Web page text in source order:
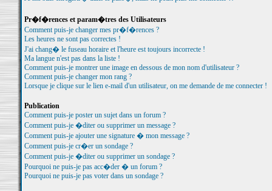
Pr�f�rences et param�tres des Utilisateurs
Comment puis-je changer mes pr�f�rences ?
Les heures ne sont pas correctes !
J'ai chang� le fuseau horaire et l'heure est toujours incorrecte !
Ma langue n'est pas dans la liste !
Comment puis-je montrer une image en dessous de mon nom d'utilisateur ?
Comment puis-je changer mon rang ?
Lorsque je clique sur le lien e-mail d'un utilisateur, on me demande de me connecter !
Publication
Comment puis-je poster un sujet dans un forum ?
Comment puis-je �diter ou supprimer un message ?
Comment puis-je ajouter une signature � mon message ?
Comment puis-je cr�er un sondage ?
Comment puis-je �diter ou supprimer un sondage ?
Pourquoi ne puis-je pas acc�der � un forum ?
Pourquoi ne puis-je pas voter dans un sondage ?